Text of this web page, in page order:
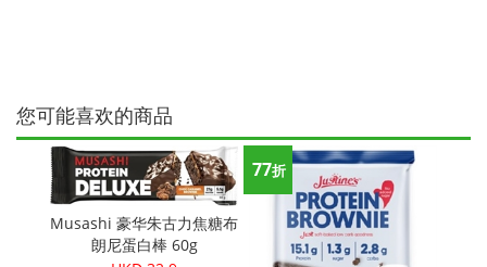
您可能喜欢的商品
Musashi 豪华朱古力焦糖布
朗尼蛋白棒 60g
77折